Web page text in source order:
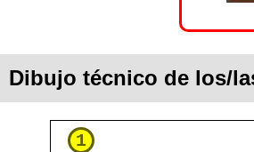
Dibujo técnico de los/
1